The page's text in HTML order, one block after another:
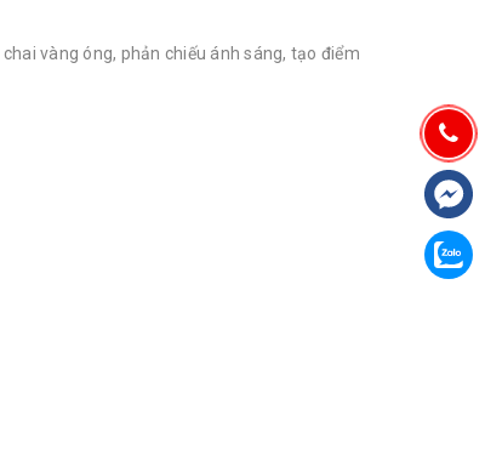
vàng óng, phản chiếu ánh sáng, tạo điểm